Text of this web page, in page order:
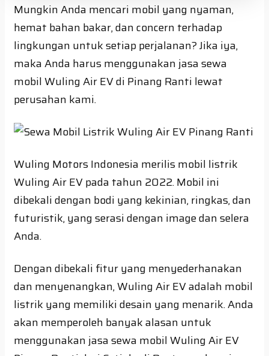
Mungkin Anda mencari mobil yang nyaman,
hemat bahan bakar, dan concern terhadap
lingkungan untuk setiap perjalanan? Jika iya,
maka Anda harus menggunakan jasa sewa
mobil Wuling Air EV di Pinang Ranti lewat
perusahan kami.
Wuling Motors Indonesia merilis mobil listrik
Wuling Air EV pada tahun 2022. Mobil ini
dibekali dengan bodi yang kekinian, ringkas, dan
futuristik, yang serasi dengan image dan selera
Anda.
Dengan dibekali fitur yang menyederhanakan
dan menyenangkan, Wuling Air EV adalah mobil
listrik yang memiliki desain yang menarik. Anda
akan memperoleh banyak alasan untuk
menggunakan jasa sewa mobil Wuling Air EV